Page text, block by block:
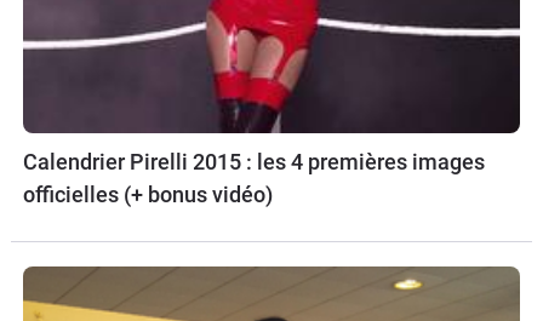
Calendrier Pirelli 2015 : les 4 premières images
officielles (+ bonus vidéo)